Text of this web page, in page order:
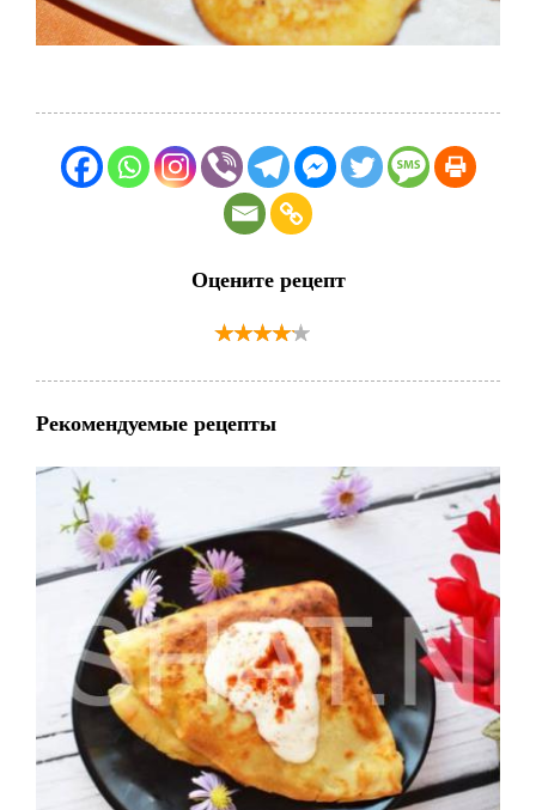
Оцените рецепт
Рекомендуемые рецепты